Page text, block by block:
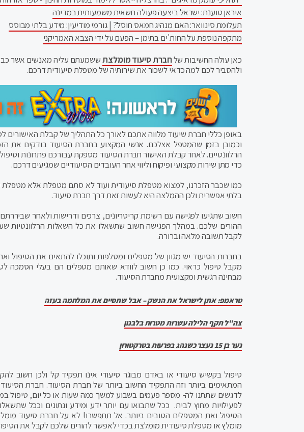
איראן טוענת: ישראל ביצעה פעולה חשאית משמעותית במדינה
תעלומת סינוואר: האם מנהיג חמאס חוסל? | גורמי מודיעין: מידע בלתי מבוסס
מתקפה נוספת על החות'ים בתימן – הפעם על ידי הצבא האמריקני
כאן עולה החשיבות שלחברת סיעוד מומלצתששמעתם עליה מאנשים אשר כבר
ולהסביר לכם למה כדאי לשכור את שירותיה של מטפלת סיעודית דרכם.
באופן כללי חברת שיעוד מלווה אתכם לאורך כל התהליך של קבלת האישורים
וכמובן בזמן שהמטפל אצלכם. אנשי המקצוע בחברת הסיעוד בודקים את
הרלוונטיים. לאחר קבלת האישור חברת הסיעוד מספקת עבורכם פתרונות
כדי מתן שירות מקצועי ופיקוח וליווי אחר העובדים הסיעודיים שמגיעים דרכם.
כמו שכבר הזכרנו, למצוא מטפלת סיעודית ועוד לא סתם מטפלת אלא מטפלת
בלתי אפשרית ולכן ההמלצה היא לעשות זאת דרך חברת סיעוד.
חשוב שתגיעו לפגישה עם רשימת קריטריונים, צרכים ודרישות ולאחר
ההורים שלכם. במהלך הפגישה חשוב שתשאלו את כל השאלות הרלוונטיות
לקבל תשובה מלאה וברורה.
בחברות הסיעוד יש מגוון של מטפלים ומטלפות ותוכלו להתאים את הטיפול
מקבל טיפול כראוי. כמו כן חשוב לוודא שאותם מטפלים הם בעלי הסמכה
מבחינה רגשית ומקצועית מחברת הסיעוד.
טראמפ: אתן לישראל את הנשק – אבל שתסיים את המלחמה בעזה
צה"ל תקף הלילה עשרות מטרות בלבנון
נער בן 15 נעצר כשנהג בפרעות בטרקטורון
טיפול בקשיש סיעודי או באדם מבוגר סיעודי אינו תפקיד קל ולכן
המתאימים ביותר וזה התפקיד החשוב ביותר של חברת הסיעוד. חברת
לדגשים שתתנו לה- מספר פעמים בשבוע למשך כמה שעות או כל יום, טיפול
לפעילויות מחוץ לבית. ככל שתבואו עם יותר ידע ומידע ונתונים וככל
הטיפול ואת המטפלים הטובים ביותר. אל תתפשרו! לא על חברת סיעוד
מומלץ או מטפלת סיעודית מומלצת בכדי לאפשר להורים שלכם לקבל את